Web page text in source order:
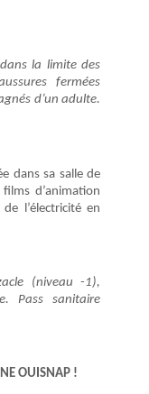
la limite des
fermées
d’un adulte.
dans sa salle de
d’animation
l’électricité en
(niveau -1),
Pass sanitaire
OUISNAP !